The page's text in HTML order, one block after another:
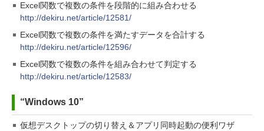
Excel関数で複数の条件を段階的に組み合わせる
http://dekiru.net/article/12581/
Excel関数で複数の条件を満たすデータを合計する
http://dekiru.net/article/12596/
Excel関数で複数の条件を組み合わせて判定する
http://dekiru.net/article/12583/
“Windows 10”
仮想デスクトップの切り替え＆アプリ同時起動の便利ワザ